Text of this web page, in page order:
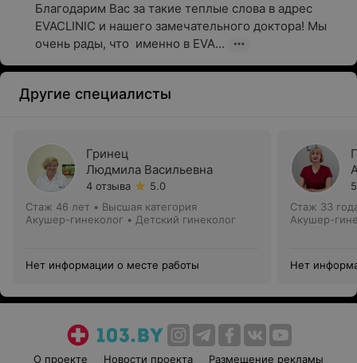
Благодарим Вас за такие теплые слова в адрес
EVACLINIC и нашего замечательного доктора! Мы
очень рады, что  именно в EVA...
Другие специалисты
Гринец
Людмила Васильевна
4 отзыва
5.0
Стаж 46 лет • Высшая категория
Акушер-гинеколог • Детский гинеколог
Нет информации о месте работы
Стаж 33
Акушер-
Нет
О проекте Новости проекта Размещение рекламы